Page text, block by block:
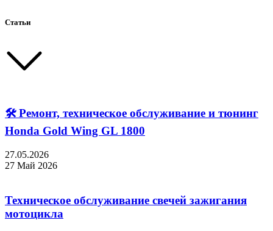
Статьи
🛠 Ремонт, техническое обслуживание и тюнинг
Honda Gold Wing GL 1800
27.05.2026
27 Май 2026
Техническое обслуживание свечей зажигания
мотоцикла